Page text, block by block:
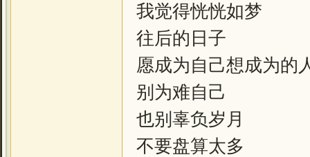
我觉得恍恍如梦
往后的日子
愿成为自己想成为的
别为难自己
也别辜负岁月
不要盘算太多